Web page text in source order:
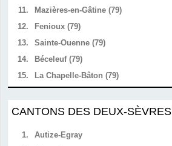
11.
Mazières-en-Gâtine (79)
12.
Fenioux (79)
13.
Sainte-Ouenne (79)
14.
Béceleuf (79)
15.
La Chapelle-Bâton (79)
CANTONS DES DEUX-SÈVRES
1.
Autize-Egray